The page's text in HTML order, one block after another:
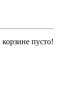
пусто!